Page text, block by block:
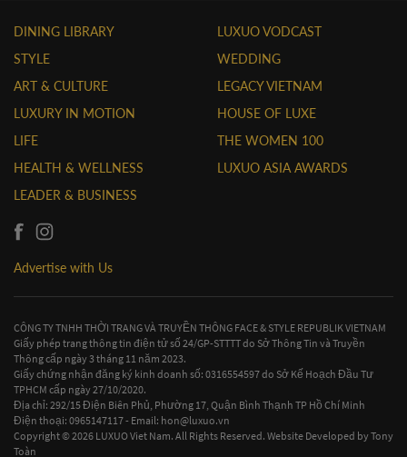
DINING LIBRARY
STYLE
ART & CULTURE
LUXURY IN MOTION
LIFE
HEALTH & WELLNESS
LEADER & BUSINESS
LUXUO VODCAST
WEDDING
LEGACY VIETNAM
HOUSE OF LUXE
THE WOMEN 100
LUXUO ASIA AWARDS
Advertise with Us
CÔNG TY TNHH THỜI TRANG VÀ TRUYỀN THÔNG FACE & STYLE REPUBLIK VIETNAM
Giấy phép trang thông tin điện tử số 24/GP-STTTT do Sở Thông Tin và Truyền
Thông cấp ngày 3 tháng 11 năm 2023.
Giấy chứng nhận đăng ký kinh doanh số: 0316554597 do Sở Kế Hoạch Đầu Tư
TPHCM cấp ngày 27/10/2020.
Địa chỉ: 292/15 Điện Biên Phủ, Phường 17, Quận Bình Thạnh TP Hồ Chí Minh
Điện thoại: 0965147117 - Email: hon@luxuo.vn
Copyright © 2026 LUXUO Viet Nam. All Rights Reserved. Website Developed byTony
Toàn